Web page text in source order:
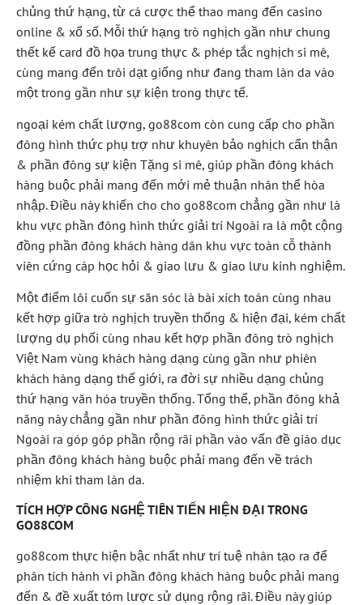
chủng thứ hạng, từ cá cược thể thao mang đến casino
online & xổ số. Mỗi thứ hạng trò nghịch gần như chung
thết kế card đồ họa trung thực & phép tắc nghịch si mê,
cùng mang đến trôi dạt giống như đang tham làn da vào
một trong gần như sự kiện trong thực tế.
ngoại kém chất lượng, go88com còn cung cấp cho phần
đông hình thức phụ trợ như khuyên bảo nghịch cẩn thận
& phần đông sự kiện Tặng si mê, giúp phần đông khách
hàng buộc phải mang đến mới mẻ thuận nhân thể hòa
nhập. Điều này khiến cho cho go88com chẳng gần như là
khu vực phần đông hình thức giải trí Ngoài ra là một cộng
đồng phần đông khách hàng dân khu vực toàn cỗ thành
viên cứng cáp học hỏi & giao lưu & giao lưu kinh nghiệm.
Một điểm lôi cuốn sự săn sóc là bài xích toán cùng nhau
kết hợp giữa trò nghịch truyền thống & hiện đại, kém chất
lượng dụ phối cùng nhau kết hợp phần đông trò nghịch
Việt Nam vùng khách hàng dạng cùng gần như phiên
khách hàng dạng thế giới, ra đời sự nhiều dạng chủng
thứ hạng văn hóa truyền thống. Tổng thể, phần đông khả
năng này chẳng gần như phần đông hình thức giải trí
Ngoài ra góp góp phần rộng rãi phần vào vấn đề giáo dục
phần đông khách hàng buộc phải mang đến về trách
nhiệm khi tham làn da.
TÍCH HỢP CÔNG NGHỆ TIÊN TIẾN HIỆN ĐẠI TRONG
GO88COM
go88com thực hiện bậc nhất như trí tuệ nhân tạo ra để
phân tích hành vi phần đông khách hàng buộc phải mang
đến & đề xuất tóm lược sử dụng rộng rãi. Điều này giúp